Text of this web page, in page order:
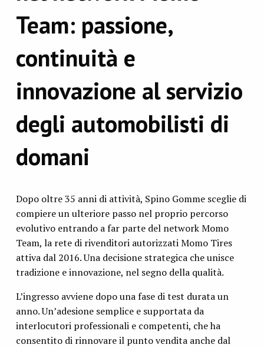
Team: passione,
continuità e
innovazione al servizio
degli automobilisti di
domani
Dopo oltre 35 anni di attività, Spino Gomme sceglie di
compiere un ulteriore passo nel proprio percorso
evolutivo entrando a far parte del network Momo
Team, la rete di rivenditori autorizzati Momo Tires
attiva dal 2016. Una decisione strategica che unisce
tradizione e innovazione, nel segno della qualità.
L’ingresso avviene dopo una fase di test durata un
anno. Un’adesione semplice e supportata da
interlocutori professionali e competenti, che ha
consentito di rinnovare il punto vendita anche dal